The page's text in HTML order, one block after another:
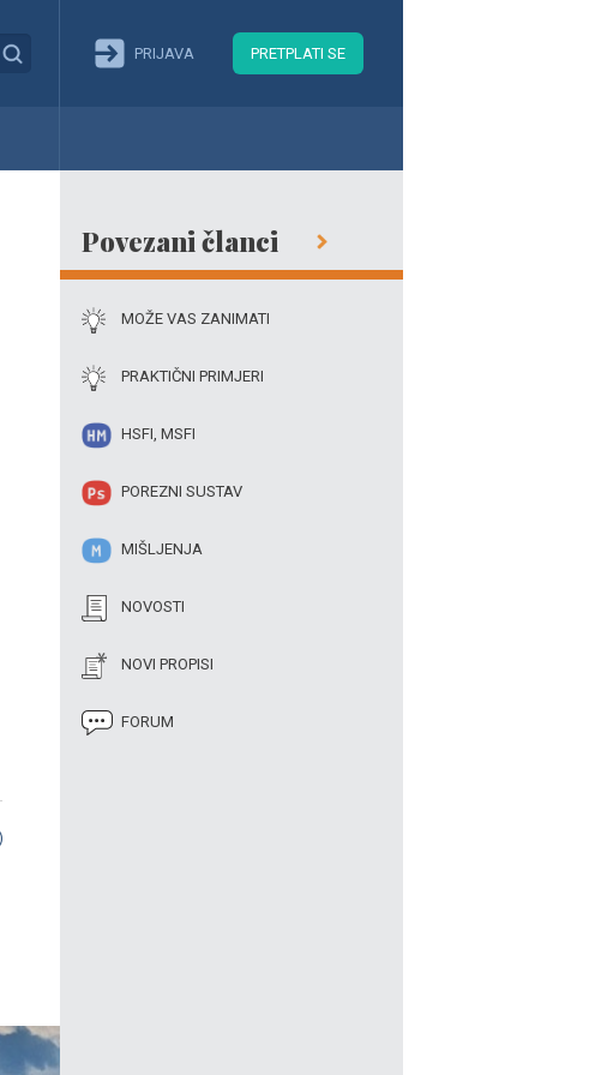
PRIJAVA PRETPLATI SE
Povezani članci
MOŽE VAS ZANIMATI
PRAKTIČNI PRIMJERI
HSFI, MSFI
POREZNI SUSTAV
MIŠLJENJA
NOVOSTI
NOVI PROPISI
FORUM